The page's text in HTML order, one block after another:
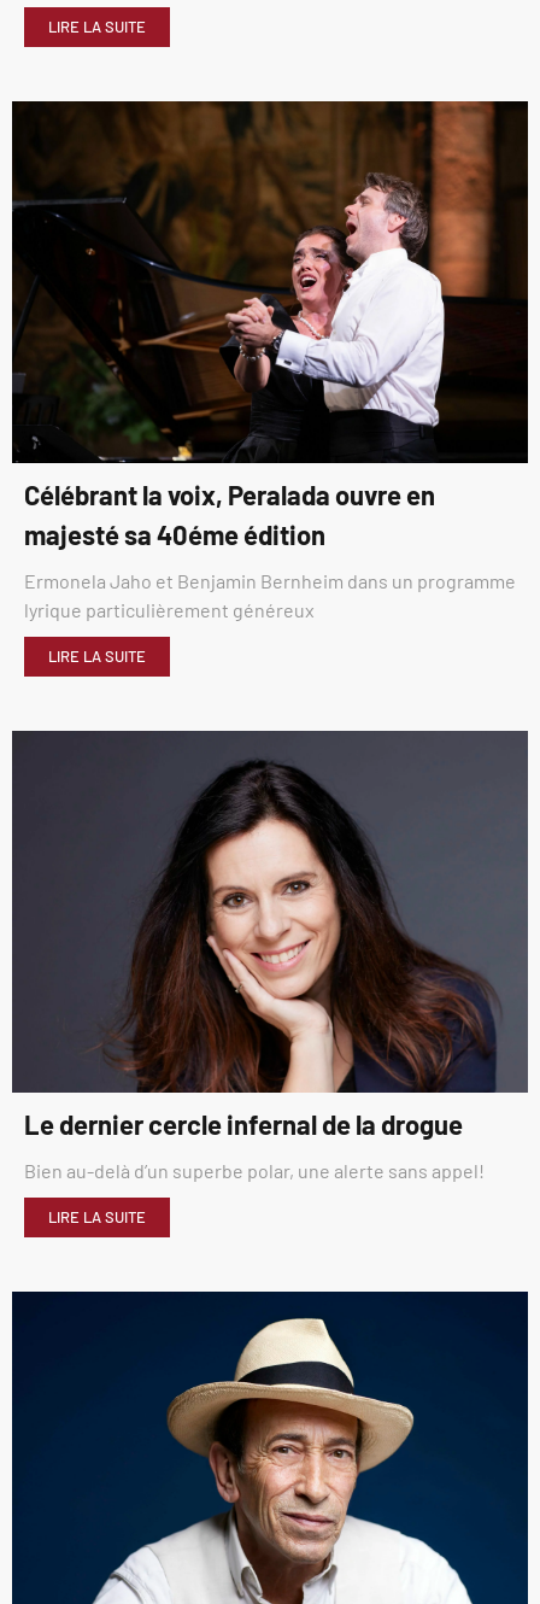
LIRE LA SUITE
Célébrant la voix, Peralada ouvre en
majesté sa 40éme édition
Ermonela Jaho et Benjamin Bernheim dans un programme
lyrique particulièrement généreux
LIRE LA SUITE
Le dernier cercle infernal de la drogue
Bien au-delà d’un superbe polar, une alerte sans appel!
LIRE LA SUITE